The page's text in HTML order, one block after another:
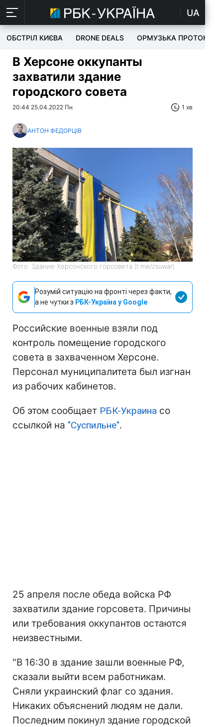
UA
ОБСТРІЛ КИЄВА DRONE DEALS ОРМУЗЬКА ПРОТОКА
В Херсоне оккупанты
захватили здание
городского совета
20:44 25.04.2022 Пн 1 хв
АНТОН ФЕДОРЦІВ
Фото: Здание Херсонского горсовета (t.me/zsuwar)
Розумій ситуацію на фронті через факти,
а не чутки з РБК-Україна у Google
Российские военные взяли под
контроль помещение городского
совета в захваченном Херсоне.
Персонал муниципалитета был изгнан
из рабочих кабинетов.
Об этом сообщает РБК-Украина со
ссылкой на "Суспильне".
25 апреля после обеда войска РФ
захватили здание горсовета. Причины
или требования оккупантов остаются
неизвестными.
"В 16:30 в здание зашли военные РФ,
сказали выйти всем работникам.
Сняли украинский флаг со здания.
Никаких объяснений людям не дали.
Последним покинул здание городской